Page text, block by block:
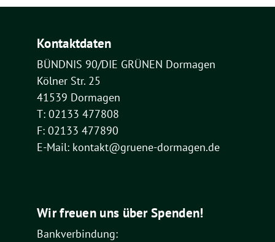
Kontaktdaten
BÜNDNIS 90/DIE GRÜNEN Dormagen
Kölner Str. 25
41539 Dormagen
T: 02133 477808
F: 02133 477890
E-Mail: kontakt@gruene-dormagen.de
Wir freuen uns über Spenden!
Bankverbindung: